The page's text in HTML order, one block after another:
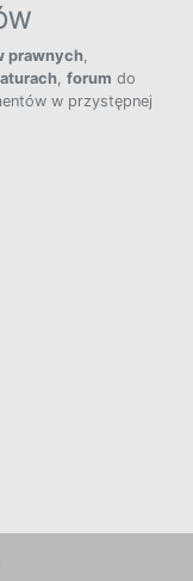
prawnych,
, forum do
w przystępnej